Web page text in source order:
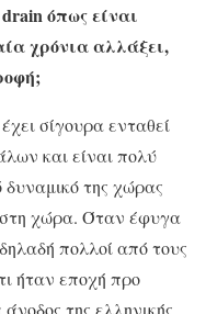
drainόπως είναι
χρόνια αλλάξει,
σίγουρα ενταθεί
και είναι πολύ
δυναμικό της χώρας
χώρα. Όταν έφυγα
πολλοί από τους
ήταν εποχή προ
της ελληνικής